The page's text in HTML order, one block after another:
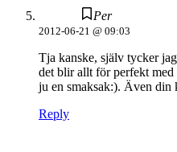
Per
2012-06-21 @ 09:03
Tja kanske, själv tycker
det blir allt för perfekt
ju en smaksak:). Även din
Reply